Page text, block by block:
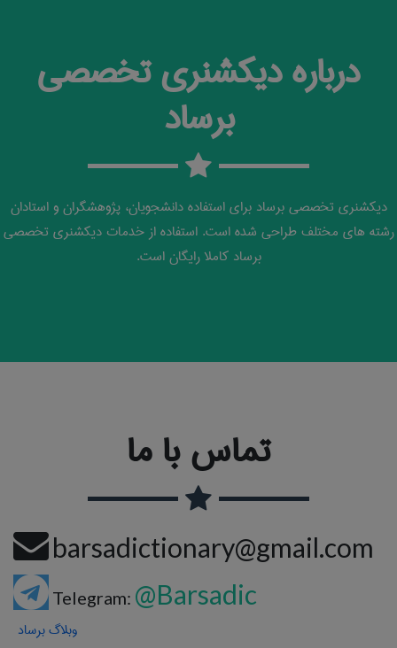
درباره دیکشنری تخصصی
برساد
دیکشنری تخصصی برساد برای استفاده دانشجویان، پژوهشگران و استادان
رشته های مختلف طراحی شده است. استفاده از خدمات دیکشنری تخصصی
برساد کاملا رایگان است.
تماس با ما
barsadictionary@gmail.com
Telegram: @Barsadic
وبلاگ برساد